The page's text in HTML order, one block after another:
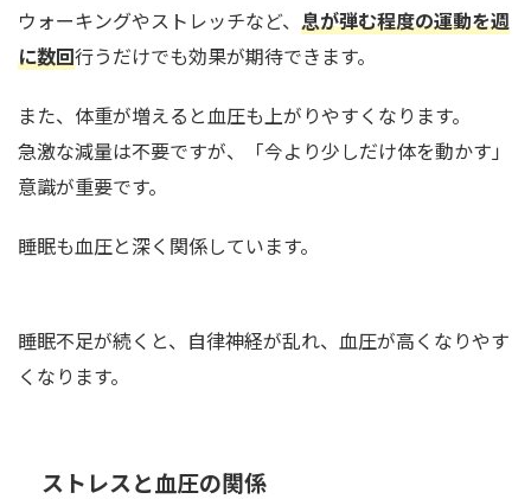
ウォーキングやストレッチなど、 息が弾む程度の運動を週
に数回行うだけでも効果が期待できます。
また、体重が増えると血圧も上がりやすくなります。
急激な減量は不要ですが、「今より少しだけ体を動かす」
意識が重要です。
睡眠も血圧と深く関係しています。
睡眠不足が続くと、自律神経が乱れ、血圧が高くなりやす
くなります。
ストレスと血圧の関係